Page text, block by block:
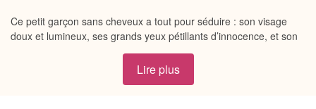
Ce petit garçon sans cheveux a tout pour séduire : son visage
doux et lumineux, ses grands yeux pétillants d’innocence, et son
corps en tissu lesté de haute qualité font de lui un trésor
inestimable. Ses membres en silicone et vinyle sont si délicats
qu’on a envie de les câliner encore et encore.
Lire plus